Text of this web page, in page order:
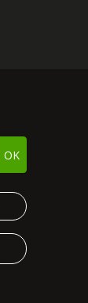
OK